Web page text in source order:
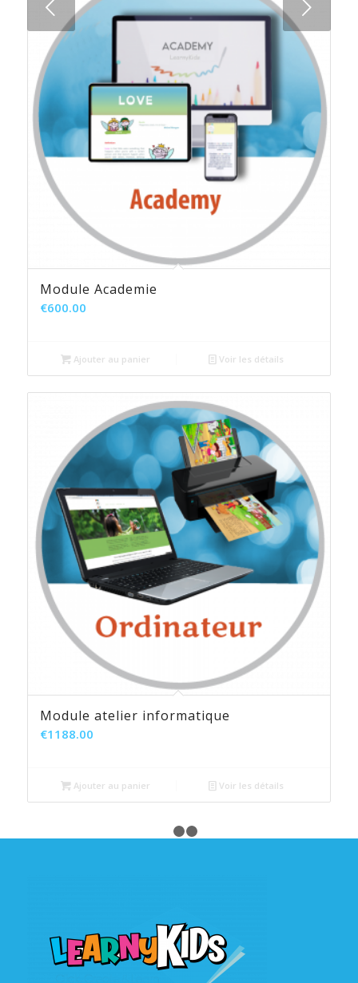
Module Academie
€600.00
Ajouter au panier Voir les détails
Module atelier informatique
€1188.00
Ajouter au panier Voir les détails
Suivant
1 2 3